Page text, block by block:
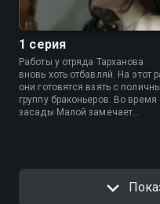
1 серия
Работы у отряда Тарханова
вновь хоть отбавляй. На этот
они готовятся взять с
группу браконьеров. Во время
засады Малой замечает